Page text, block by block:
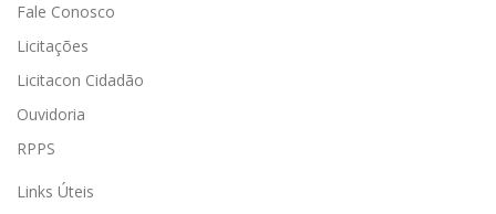
Fale Conosco
Licitações
Licitacon Cidadão
Ouvidoria
RPPS
Links Úteis